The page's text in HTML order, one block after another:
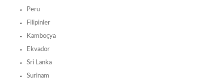
Peru
Filipinler
Kamboçya
Ekvador
Sri Lanka
Surinam